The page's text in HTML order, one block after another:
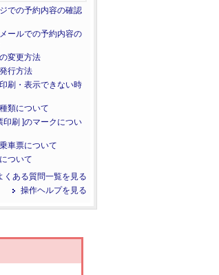
での予約内容の確認
ールでの予約内容の
変更方法
行方法
刷・表示できない時
類について
印刷 ]のマークについ
車票について
ついて
くある質問一覧を見る
操作ヘルプを見る